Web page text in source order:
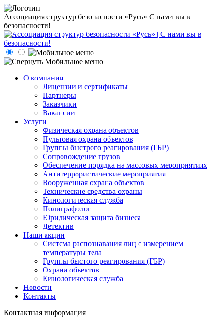
Ассоциация структур безопасности «Русь» С нами вы в
безопасности!
О компании
Лицензии и сертификаты
Партнеры
Заказчики
Вакансии
Услуги
Физическая охрана объектов
Пультовая охрана объектов
Группы быстрого реагирования (ГБР)
Сопровождение грузов
Обеспечение порядка на массовых мероприятиях
Антитеррористические мероприятия
Вооруженная охрана объектов
Технические средства охраны
Кинологическая служба
Полиграфолог
Юридическая защита бизнеса
Детектив
Наши акции
Система распознавания лиц с измерением
температуры тела
Группы быстого реагирования (ГБР)
Охрана объектов
Кинологическая служба
Новости
Контакты
Контактная информация